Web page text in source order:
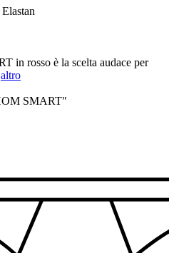
in rosso è la scelta audace per
altro
SMART"